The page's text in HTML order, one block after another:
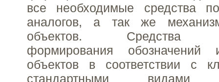
все необходимые средства
аналогов, а так же
объектов. Средства
формирования обозначений
объектов в соответствии с
стандартными видами